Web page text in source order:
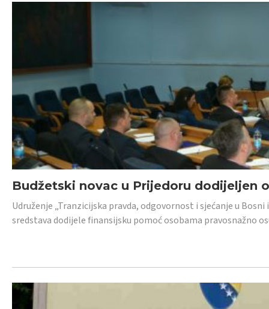
Budžetski novac u Prijedoru dodijeljen
Udruženje „Tranzicijska pravda, odgovornost i sjećanje u
sredstava dodijele finansijsku pomoć osobama pravosnažno